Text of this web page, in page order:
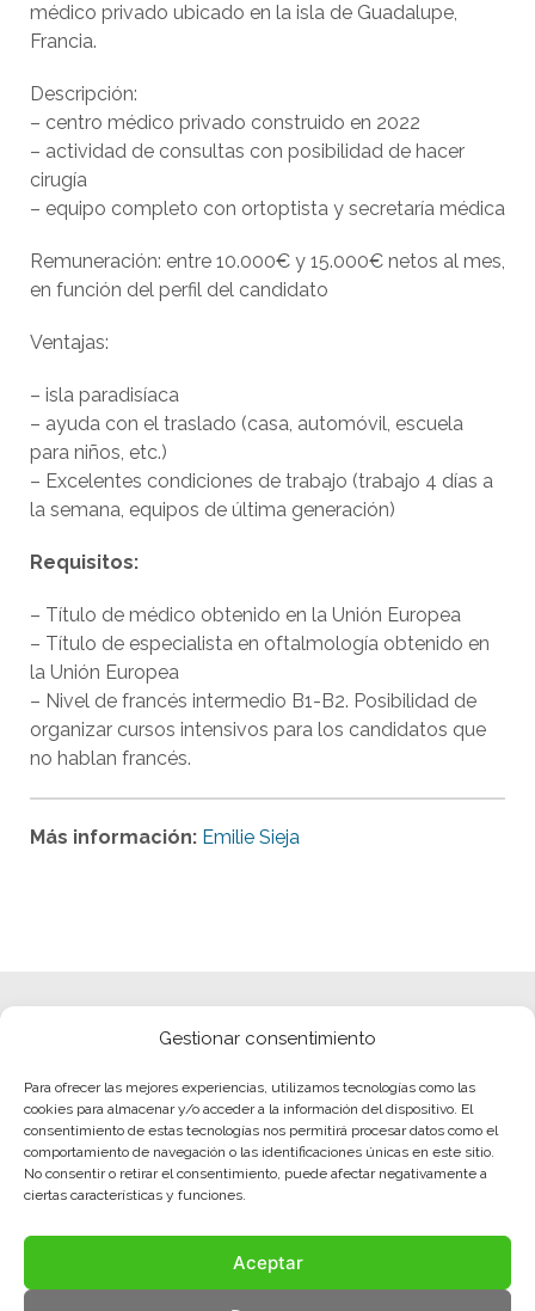
Gestionar consentimiento
Para ofrecer las mejores experiencias, utilizamos tecnologías como las
cookies para almacenar y/o acceder a la información del dispositivo. El
consentimiento de estas tecnologías nos permitirá procesar datos como el
comportamiento de navegación o las identificaciones únicas en este sitio.
No consentir o retirar el consentimiento, puede afectar negativamente a
ciertas características y funciones.
Aceptar
médico privado ubicado en la isla de Guadalupe,
Francia.
Descripción:
– centro médico privado construido en 2022
– actividad de consultas con posibilidad de hacer
cirugía
– equipo completo con ortoptista y secretaría médica
Remuneración: entre 10.000€ y 15.000€ netos al mes,
en función del perfil del candidato
Ventajas:
– isla paradisíaca
– ayuda con el traslado (casa, automóvil, escuela
para niños, etc.)
– Excelentes condiciones de trabajo (trabajo 4 días a
la semana, equipos de última generación)
Requisitos:
– Título de médico obtenido en la Unión Europea
– Título de especialista en oftalmología obtenido en
la Unión Europea
– Nivel de francés intermedio B1-B2. Posibilidad de
organizar cursos intensivos para los candidatos que
no hablan francés.
Más información: Emilie Sieja